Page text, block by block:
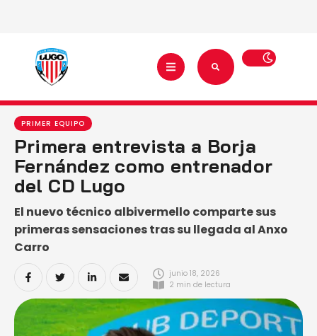
PRIMER EQUIPO
Primera entrevista a Borja
Fernández como entrenador
del CD Lugo
El nuevo técnico albivermello comparte sus
primeras sensaciones tras su llegada al Anxo
Carro
junio 18, 2026
2 min de lectura